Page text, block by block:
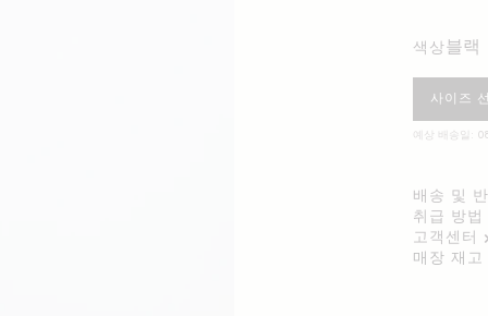
색상 블랙
사이즈
예상 배송일:
배송 및
취급 방법
고객센터
매장 재고